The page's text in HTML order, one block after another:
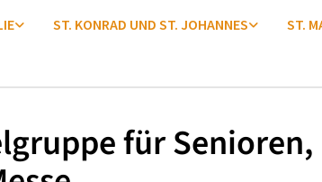
ST. KONRAD UND ST. JOHANNES ST.
für Senioren,